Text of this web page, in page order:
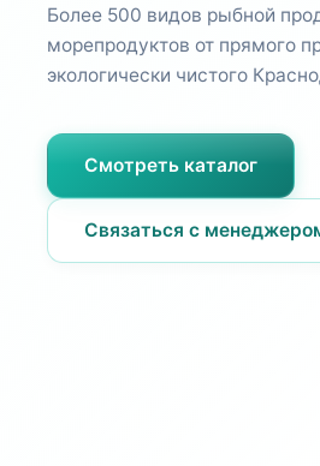
Более 500 видов рыбной
морепродуктов от прямого
экологически чистого
Смотреть каталог
Связаться с